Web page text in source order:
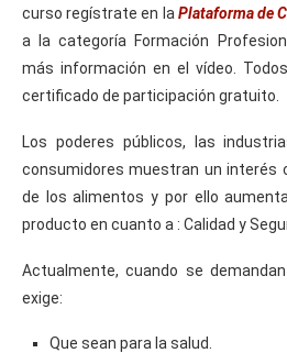
curso regístrate en la Plataforma de
a la categoría Formación
más información en el vídeo.
certificado de participación gratuito.
Los poderes públicos, las
consumidores muestran un interés
de los alimentos y por ello
producto en cuanto a : Calidad y
Actualmente, cuando se
exige:
Que sean para la salud.